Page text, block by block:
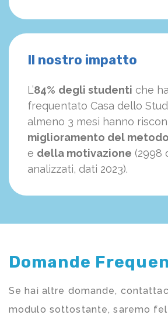
Il nostro impatto
L’84% degli studenti che
frequentato Casa dello
almeno 3 mesi hanno
miglioramento del
e della motivazione (2998
analizzati, dati 2023).
Domande
Se hai altre domande,
modulo sottostante, saremo